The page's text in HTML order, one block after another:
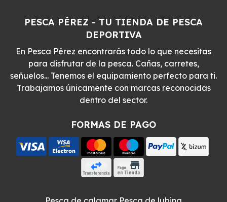
PESCA PÉREZ - TU TIENDA DE PESCA
DEPORTIVA
En Pesca Pérez encontrarás todo lo que necesitas
para disfrutar de la pesca. Cañas, carretes,
señuelos... Tenemos el equipamiento perfecto para ti.
Trabajamos únicamente con marcas reconocidas
dentro del sector.
FORMAS DE PAGO